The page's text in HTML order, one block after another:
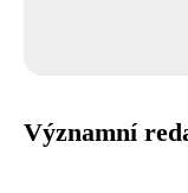
Významní